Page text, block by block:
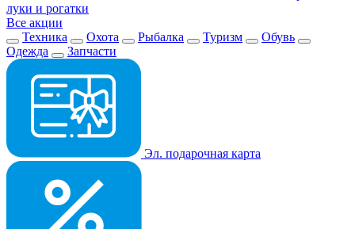
луки и рогатки
Все акции
Техника
Охота Рыбалка Туризм
Обувь
Одежда
Запчасти
Эл. подарочная карта